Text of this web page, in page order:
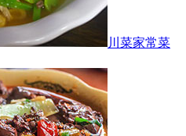
川菜家常菜